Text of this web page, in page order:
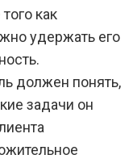
как
удержать его
должен понять,
задачи он